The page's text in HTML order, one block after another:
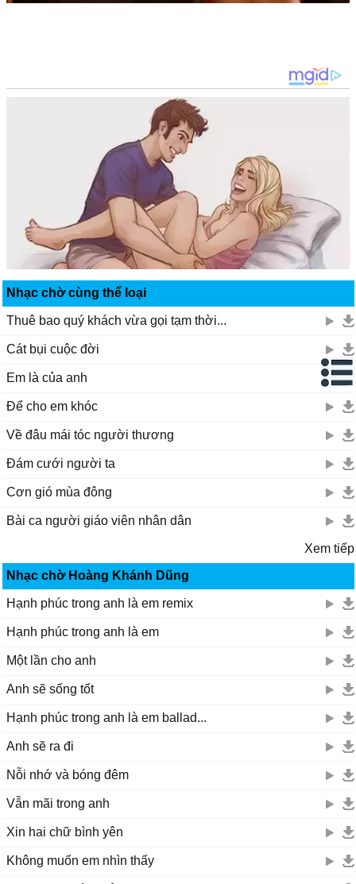
Nhạc chờ cùng thể loại
Thuê bao quý khách vừa gọi tạm thời...
Cát bụi cuộc đời
Em là của anh
Để cho em khóc
Về đâu mái tóc người thương
Đám cưới người ta
Cơn gió mùa đông
Bài ca người giáo viên nhân dân
Xem tiếp
Nhạc chờ Hoàng Khánh Dũng
Hạnh phúc trong anh là em remix
Hạnh phúc trong anh là em
Một lần cho anh
Anh sẽ sống tốt
Hạnh phúc trong anh là em ballad...
Anh sẽ ra đi
Nỗi nhớ và bóng đêm
Vẫn mãi trong anh
Xin hai chữ bình yên
Không muốn em nhìn thấy